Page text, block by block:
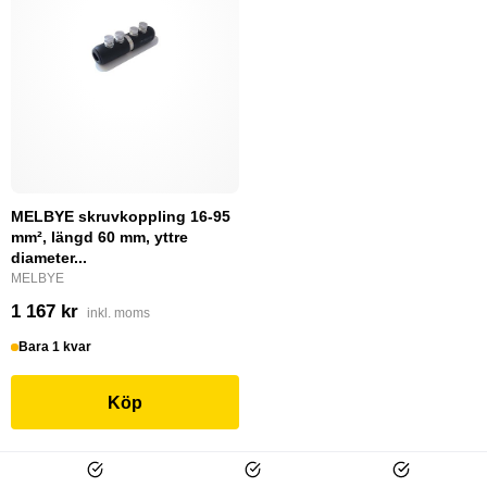
MELBYE skruvkoppling 16-95
mm², längd 60 mm, yttre
diameter...
MELBYE
1 167 kr inkl. moms
Bara 1 kvar
Köp